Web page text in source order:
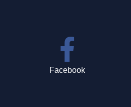
Facebook